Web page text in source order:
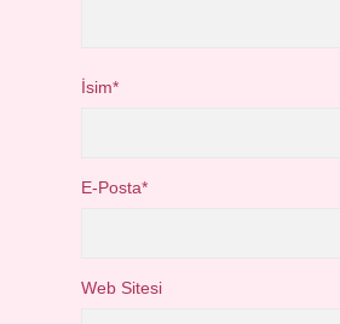
İsim*
E-Posta*
Web Sitesi